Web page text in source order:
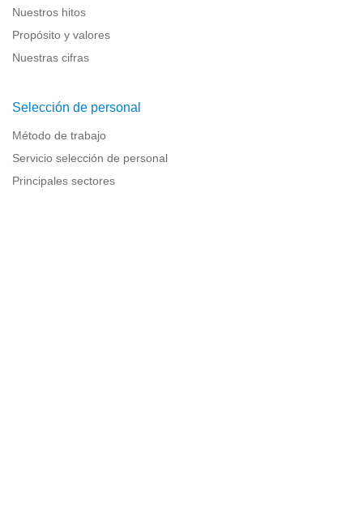
Nuestros hitos
Propósito y valores
Nuestras cifras
Selección de personal
Método de trabajo
Servicio selección de personal
Principales sectores